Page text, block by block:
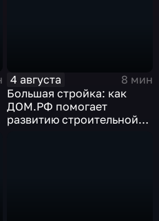
4 августа
8 мин
Большая стройка: как
ДОМ.РФ помогает
развитию строительной